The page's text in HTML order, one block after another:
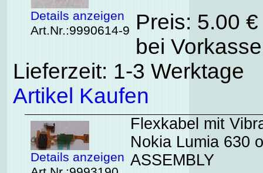
Details anzeigen
Art.Nr.:9990614-9 Preis: 5.00
bei
Lieferzeit: 1-3 Werktage
Artikel Kaufen
Details anzeigen
Flexkabel mit
Nokia Lumia 630
ASSEMBLY